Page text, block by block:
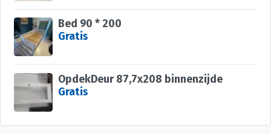
Bed 90 * 200
Gratis
OpdekDeur 87,7x208 binnenzijde
Gratis